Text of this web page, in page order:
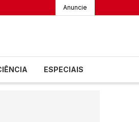
Anuncie
ESPECIAIS